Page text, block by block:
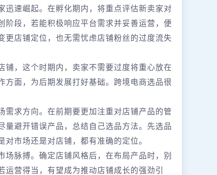
迅速崛起。在孵化期内，将重点评估新卖家对
段，若能积极响应平台需求并妥善运营，便
更店铺定位，也无需忧虑店铺粉丝的过度流失
，这个时期内，卖家不需要过度将重心放在
面，为后期发展打好基础。跨境电商选品很
需求方向。在前期要更加注重对店铺产品的管
量避开错误产品，总结自己选品方法。先选品
对市场还是对店铺，都有准确的定位。
脉搏。确定店铺风格后，在布局产品时，别
营得当，有望成为推动店铺成长的强劲引